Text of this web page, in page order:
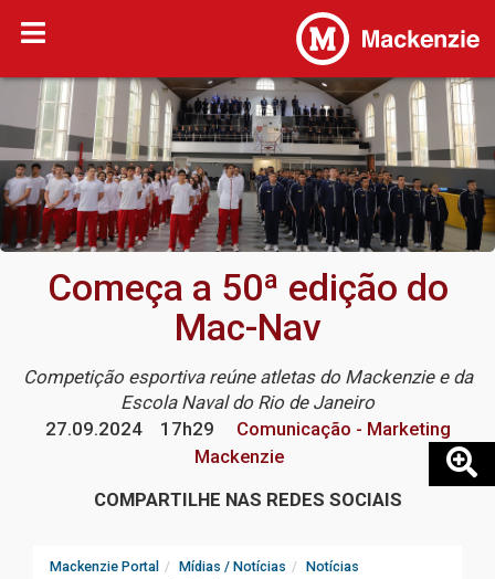
Começa a 50ª edição do
Mac-Nav
Competição esportiva reúne atletas do Mackenzie e da
Escola Naval do Rio de Janeiro
27.09.2024
17h29
Comunicação - Marketing
Mackenzie
COMPARTILHE NAS REDES SOCIAIS
Mackenzie Portal Mídias / Notícias
Notícias